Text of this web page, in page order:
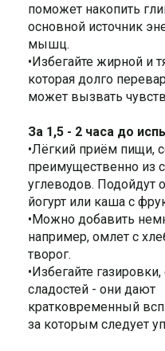
поможет накопить
основной источник
мышц.
•Избегайте жирной и
которая долго
может вызвать
За 1,5 - 2 часа до
•Лёгкий приём пищи,
преимущественно из
углеводов. Подойдут
йогурт или каша с
•Можно добавить
например, омлет с
творог.
•Избегайте
сладостей - они дают
кратковременный
за которым следует